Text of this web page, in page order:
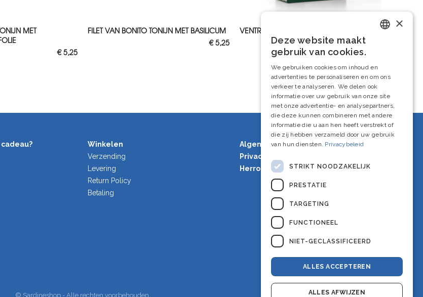
WINKELWAGEN
MET
€5,25
TOEVOEGEN AAN WINKELWAGEN
FILET VAN BONITO TONIJN MET BASILICUM
€5,25
VENTRESCA VAN BONITO TONIJN 14,00
Winkelen
Verzending
Levering
Return Policy
Betaling
Algemene voorwaarden
Privacy Policy
Herroepingsrecht
© Sardineshop - Alle rechten voorbehouden.
×
Deze website maakt
gebruik van cookies.
We gebruiken cookies om inhoud en
advertenties te personaliseren en om ons
verkeer te analyseren. We delen ook
informatie over uw gebruik van onze site
met onze advertentie- en analysepartners,
die deze kunnen combineren met andere
informatie die u aan hen heeft verstrekt of
die zij hebben verzameld door uw gebruik
van hun diensten. Privacybeleid
STRIKT NOODZAKELIJK
PRESTATIE
TARGETING
FUNCTIONEEL
NIET-GECLASSIFICEERD
ALLES ACCEPTEREN
ALLES AFWIJZEN